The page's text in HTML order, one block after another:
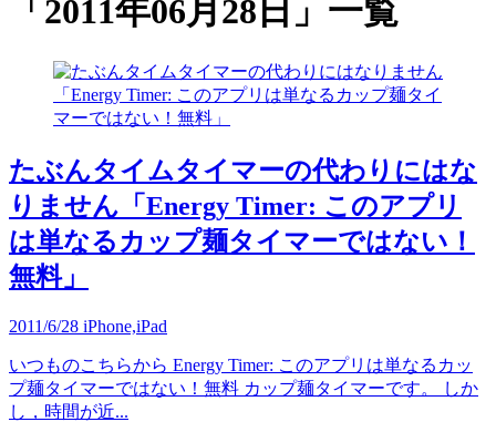
「 2011年06月28日 」 一覧
たぶんタイムタイマーの代わりにはな
りません「Energy Timer: このアプリ
は単なるカップ麺タイマーではない！
無料」
2011/6/28 iPhone,iPad
いつものこちらから Energy Timer: このアプリは単なるカッ
プ麺タイマーではない！無料 カップ麺タイマーです。 しか
し，時間が近...